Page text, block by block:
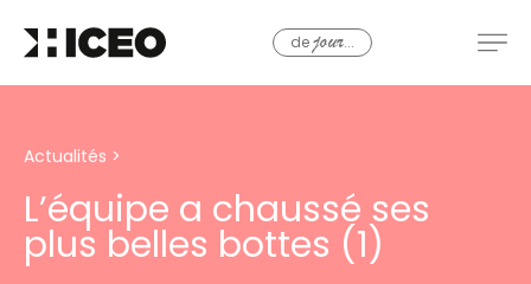
dejour...
Actualités >
L’équipe a chaussé ses
plus belles bottes (1)